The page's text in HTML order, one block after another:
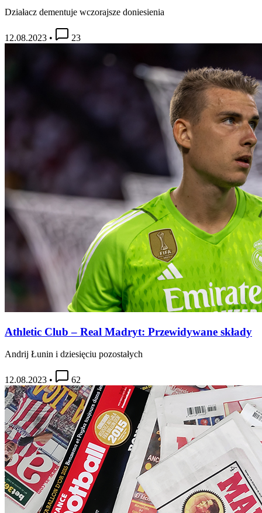
Działacz dementuje wczorajsze doniesienia
12.08.2023 • 23
Athletic Club – Real Madryt: Przewidywane składy
Andrij Łunin i dziesięciu pozostałych
12.08.2023 • 62